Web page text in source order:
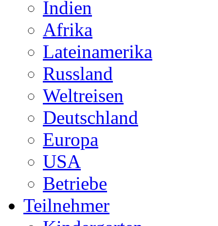
Indien
Afrika
Lateinamerika
Russland
Weltreisen
Deutschland
Europa
USA
Betriebe
Teilnehmer